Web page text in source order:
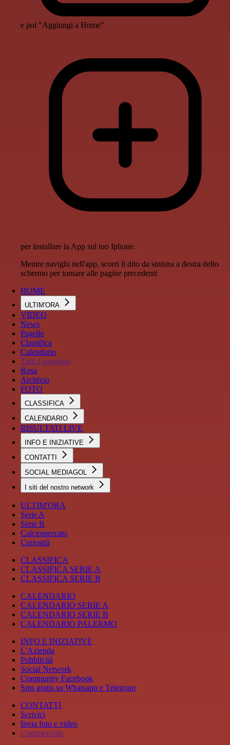
e poi "Aggiungi a Home"
per installare la App sul tuo Iphone.
Mentre navighi nell'app, scorri il dito da sinistra a destra dello
schermo per tornare alle pagine precedenti
HOME
ULTIM'ORA
VIDEO
News
Pagelle
Classifica
Calendario
Tutti i sondaggi
Rosa
Archivio
FOTO
CLASSIFICA
CALENDARIO
RISULTATI LIVE
INFO E INIZIATIVE
CONTATTI
SOCIAL MEDIAGOL
I siti del nostro network
ULTIM'ORA
Serie A
Serie B
Calciomercato
Curiosità
CLASSIFICA
CLASSIFICA SERIE A
CLASSIFICA SERIE B
CALENDARIO
CALENDARIO SERIE A
CALENDARIO SERIE B
CALENDARIO PALERMO
INFO E INIZIATIVE
L'Azienda
Pubblicità
Social Network
Community Facebook
Sms gratis su Whatsapp e Telegram
CONTATTI
Scrivici
Invia foto e video
Commerciale